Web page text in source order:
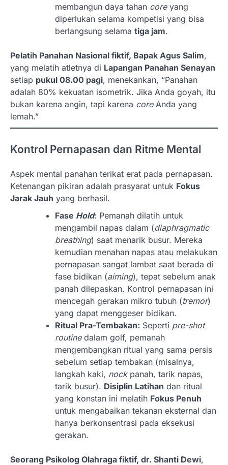
membangun daya tahan coreyang
diperlukan selama kompetisi yang bisa
berlangsung selama tiga jam.
Pelatih Panahan Nasional fiktif, Bapak Agus Salim,
yang melatih atletnya di Lapangan Panahan Senayan
setiap pukul 08.00 pagi, menekankan, “Panahan
adalah 80% kekuatan isometrik. Jika Anda goyah, itu
bukan karena angin, tapi karena coreAnda yang
lemah.”
Kontrol Pernapasan dan Ritme Mental
Aspek mental panahan terikat erat pada pernapasan.
Ketenangan pikiran adalah prasyarat untuk Fokus
Jarak Jauh yang berhasil.
Fase Hold: Pemanah dilatih untuk
mengambil napas dalam (diaphragmatic
breathing) saat menarik busur. Mereka
kemudian menahan napas atau melakukan
pernapasan sangat lambat saat berada di
fase bidikan (aiming), tepat sebelum anak
panah dilepaskan. Kontrol pernapasan ini
mencegah gerakan mikro tubuh (tremor)
yang dapat menggeser bidikan.
Ritual Pra-Tembakan: Seperti pre-shot
routinedalam golf, pemanah
mengembangkan ritual yang sama persis
sebelum setiap tembakan (misalnya,
langkah kaki, nockpanah, tarik napas,
tarik busur). Disiplin Latihan dan ritual
yang konstan ini melatih Fokus Penuh
untuk mengabaikan tekanan eksternal dan
hanya berkonsentrasi pada eksekusi
gerakan.
Seorang Psikolog Olahraga fiktif, dr. Shanti Dewi,